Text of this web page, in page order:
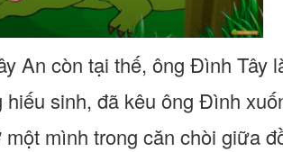
An còn tại thế, ông Đình Tây
sinh, đã kêu ông Đình
mình trong căn chòi giữa